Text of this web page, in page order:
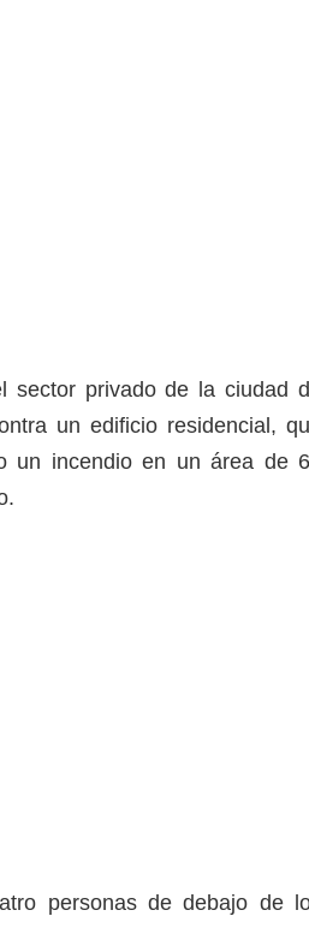
sector privado de la ciudad
un edificio residencial,
un incendio en un área de
personas de debajo de